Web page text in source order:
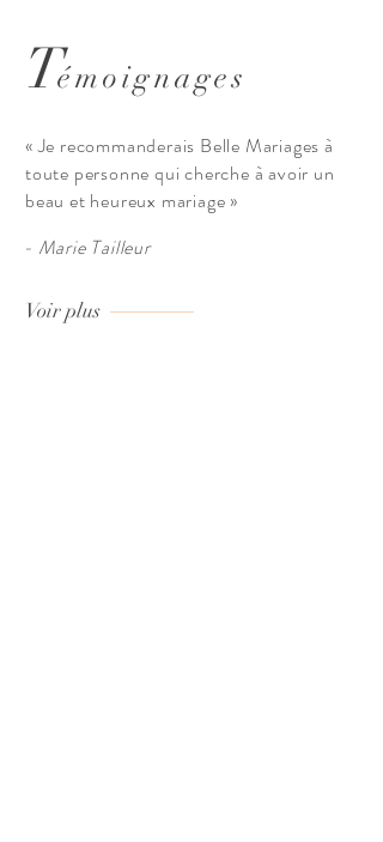
Témoignages
« Je recommanderais Belle Mariages à
toute personne qui cherche à avoir un
beau et heureux mariage »
- Marie Tailleur
Voir plus